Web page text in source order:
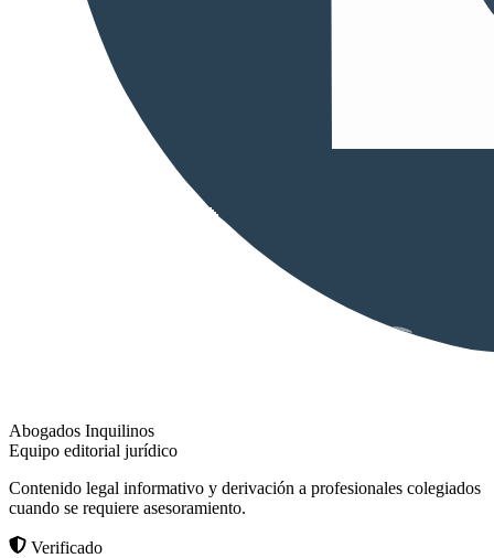
Abogados Inquilinos
Equipo editorial jurídico
Contenido legal informativo y derivación a profesionales colegiados
cuando se requiere asesoramiento.
Verificado